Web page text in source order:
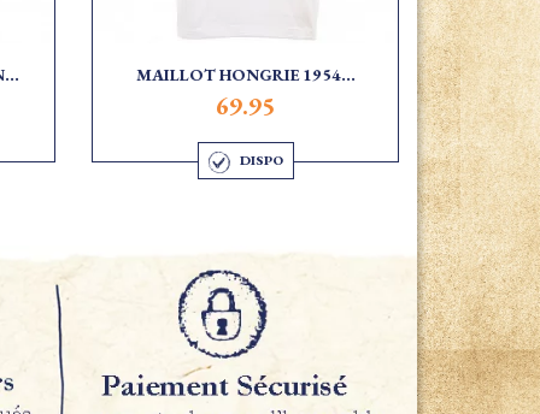
MAILLOT HONGRIE 1954...
69.95
DISPO